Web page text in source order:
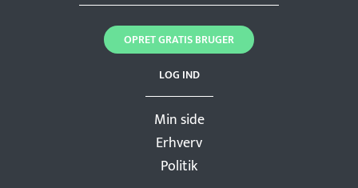
Min side
Erhverv
Politik
LOG IND
OPRET GRATIS BRUGER